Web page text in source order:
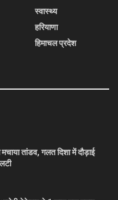
स्वास्थ्य
हरियाणा
हिमाचल प्रदेश
तांडव, गलत दिशा में दौड़ाई